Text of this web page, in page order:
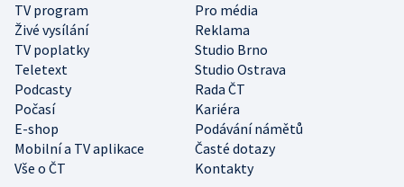
TV program
Pro média
Živé vysílání
Reklama
TV poplatky
Studio Brno
Teletext
Studio Ostrava
Podcasty
Rada ČT
Počasí
Kariéra
E-shop
Podávání námětů
Mobilní a TV aplikace
Časté dotazy
Vše o ČT
Kontakty